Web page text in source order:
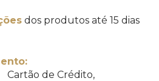
dos produtos até 15 dias
Cartão de Crédito,